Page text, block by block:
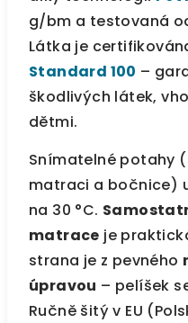
g/bm a testovaná
Látka je
Standard 100 –
škodlivých látek,
dětmi.
Snímatelné potahy
matraci a bočnice)
na 30 °C.
matrace je
strana je z pevného
úpravou – pelíšek
Ručně šitý v EU